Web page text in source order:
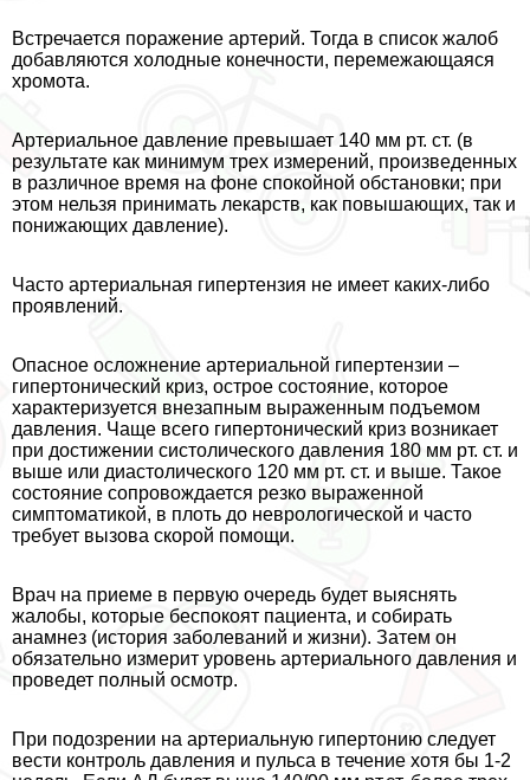
Встречается поражение артерий. Тогда в список жалоб
добавляются холодные конечности, перемежающаяся
хромота.
Артериальное давление превышает 140 мм рт. ст. (в
результате как минимум трех измерений, произведенных
в различное время на фоне спокойной обстановки; при
этом нельзя принимать лекарств, как повышающих, так и
понижающих давление).
Часто артериальная гипертензия не имеет каких-либо
проявлений.
Опасное осложнение артериальной гипертензии –
гипертонический криз, острое состояние, которое
хаpaктеризуется внезапным выраженным подъемом
давления. Чаще всего гипертонический криз возникает
при достижении систолического давления 180 мм рт. ст. и
выше или диастолического 120 мм рт. ст. и выше. Такое
состояние сопровождается резко выраженной
симптоматикой, в плоть до неврологической и часто
требует вызова скорой помощи.
Врач на приеме в первую очередь будет выяснять
жалобы, которые беспокоят пациента, и собирать
анамнез (история заболеваний и жизни). Затем он
обязательно измерит уровень артериального давления и
проведет полный осмотр.
При подозрении на артериальную гипертонию следует
вести контроль давления и пульса в течение хотя бы 1-2